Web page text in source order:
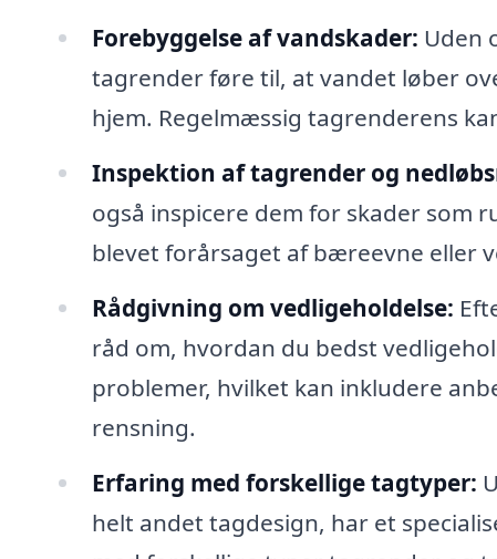
Forebyggelse af vandskader: Uden
tagrender føre til, at vandet løber
hjem. Regelmæssig tagrenderens
Inspektion af tagrender og
også inspicere dem for skader som
blevet forårsaget af bæreevne eller
Rådgivning om vedligeholdelse:
råd om, hvordan du bedst
problemer, hvilket kan inkludere
rensning.
Erfaring med forskellige tagtyper:
helt andet tagdesign, har et